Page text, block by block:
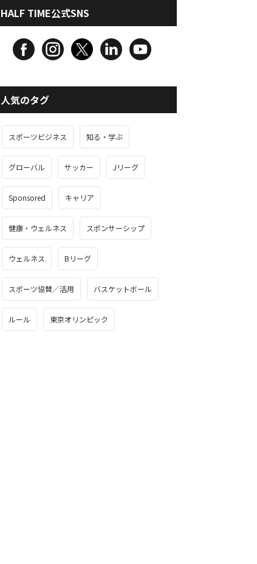
HALF TIME公式SNS
人気のタグ
スポーツビジネス 知る・学ぶ
グローバル サッカー Jリーグ
Sponsored キャリア
健康・ウェルネス スポンサーシップ
ウェルネス Bリーグ
スポーツ協賛／活用 バスケットボール
ルール 東京オリンピック